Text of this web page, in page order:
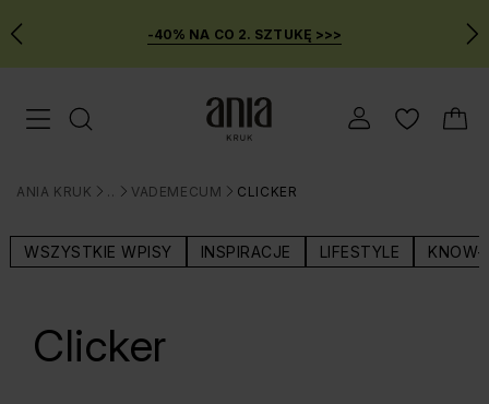
Przejdź
do
MENU
-40% NA CO 2. SZTUKĘ >>>
Menu mobilne
ANIA KRUK
>
BLOG
>
VADEMECUM
>
CLICKER
WSZYSTKIE WPISY INSPIRACJE LIFESTYLE KNOW-
Clicker